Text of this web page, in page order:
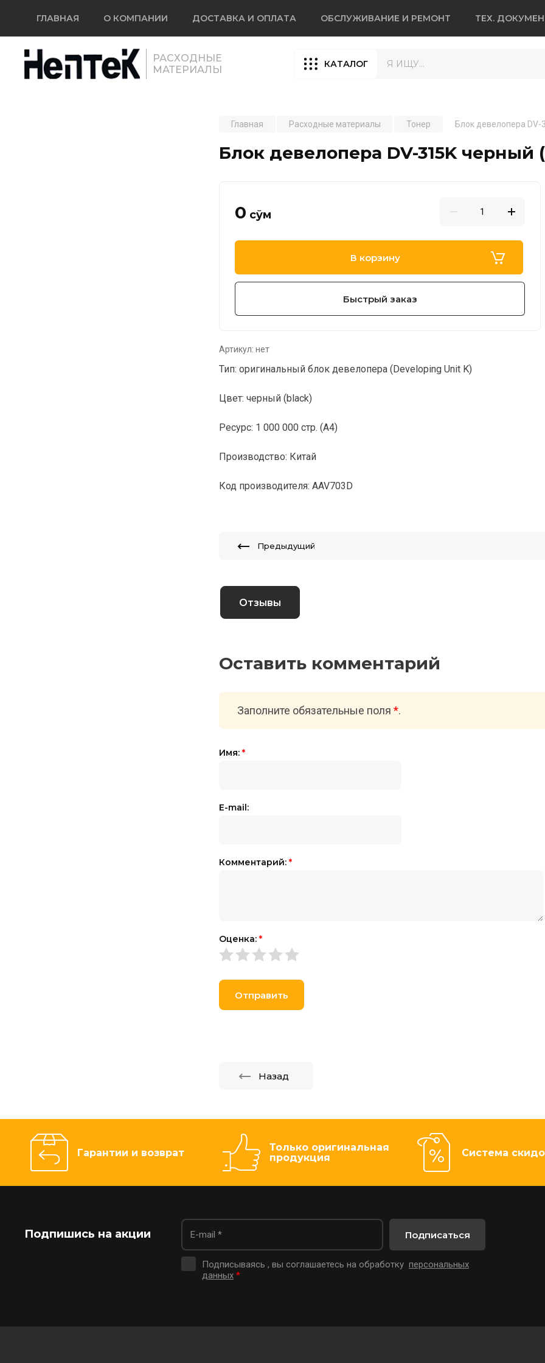
ГЛАВНАЯ О КОМПАНИИ ДОСТАВКА И ОПЛАТА ОБСЛУЖИВАНИЕ И РЕМОНТ ТЕХ.
РАСХОДНЫЕ
МАТЕРИАЛЫ
КАТАЛОГ
Главная Расходные материалы Тонер Блок девелопера
Блок девелопера DV-315K черный
0 сўм
В корзину
Быстрый заказ
Артикул: нет
Тип: оригинальный блок девелопера (Developing Unit K)
Цвет: черный (black)
Ресурс: 1 000 000 стр. (А4)
Производство: Китай
Код производителя: AAV703D
Предыдущий
Отзывы
Оставить комментарий
Заполните обязательные поля *.
Имя: *
E-mail:
Комментарий: *
Оценка: *
Отправить
Назад
Гарантии и возврат
Только оригинальная
продукция
Система
Подпишись на акции
Подписываясь , вы соглашаетесь на обработку персональных
данных *
Подписаться